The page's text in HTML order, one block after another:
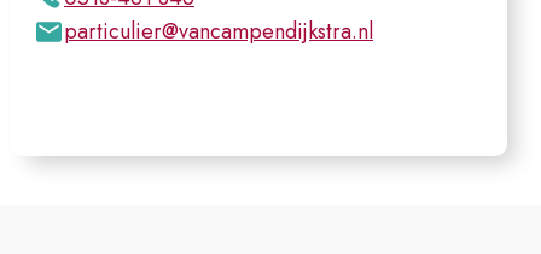
particulier@vancampendijkstra.nl